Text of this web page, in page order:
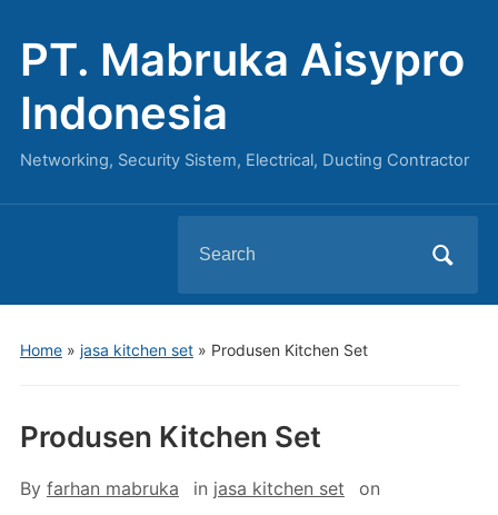
PT. Mabruka Aisypro
Indonesia
Networking, Security Sistem, Electrical, Ducting Contractor
for:
Home» jasa kitchen set» Produsen Kitchen Set
Produsen Kitchen Set
By farhan mabruka in jasa kitchen set on